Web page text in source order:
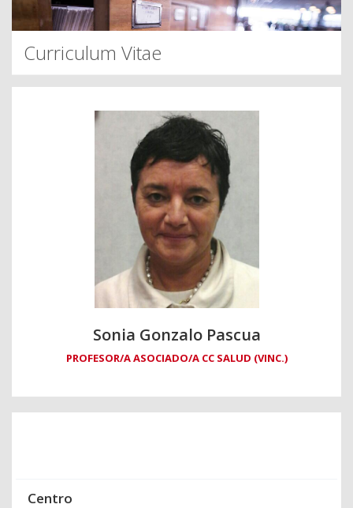
Curriculum Vitae
Sonia Gonzalo Pascua
PROFESOR/A ASOCIADO/A CC SALUD (VINC.)
Centro